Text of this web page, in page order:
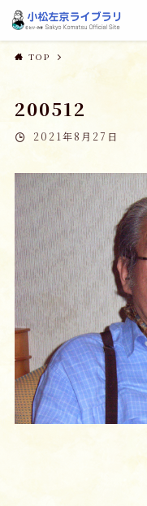
TOP
200512
2021年8月27日